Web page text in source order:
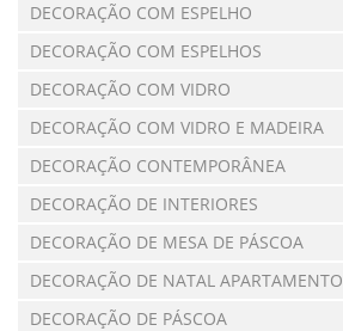
DECORAÇÃO COM ESPELHO
DECORAÇÃO COM ESPELHOS
DECORAÇÃO COM VIDRO
DECORAÇÃO COM VIDRO E MADEIRA
DECORAÇÃO CONTEMPORÂNEA
DECORAÇÃO DE INTERIORES
DECORAÇÃO DE MESA DE PÁSCOA
DECORAÇÃO DE NATAL APARTAMENTO
DECORAÇÃO DE PÁSCOA